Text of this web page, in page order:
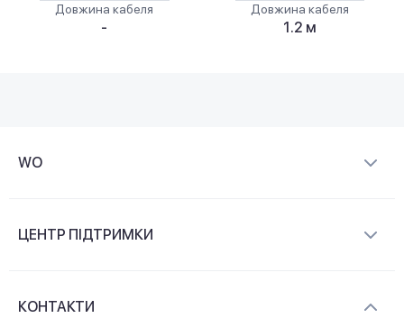
Довжина кабеля
-
Довжина кабеля
1.2 м
WO
Контакти
ЦЕНТР ПІДТРИМКИ
КОНТАКТИ